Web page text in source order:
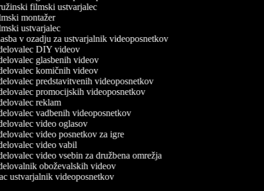
filmski ustvarjalec
montažer
ustvarjalec
v ozadju za ustvarjalnik videoposnetkov
DIY videov
glasbenih videov
komičnih videov
predstavitvenih videoposnetkov
promocijskih videoposnetkov
reklam
vadbenih videoposnetkov
video oglasov
video posnetkov za igre
video vabil
video vsebin za družbena omrežja
oboževalskih videov
ustvarjalnik videoposnetkov